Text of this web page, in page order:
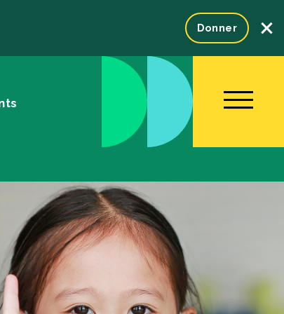
Donner ×
NOUS JOINDRE
ENGLISH